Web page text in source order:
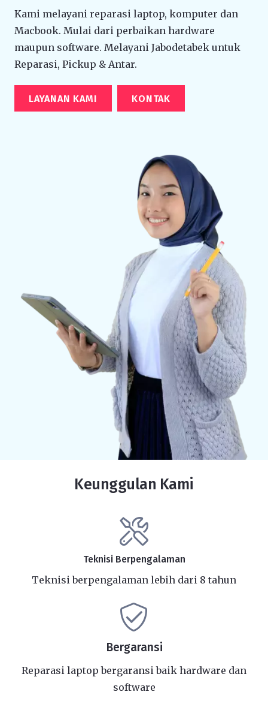
Kami melayani reparasi laptop, komputer dan
Macbook. Mulai dari perbaikan hardware
maupun software. Melayani Jabodetabek untuk
Reparasi, Pickup & Antar.
LAYANAN KAMI KONTAK
Keunggulan Kami
Teknisi Berpengalaman
Teknisi berpengalaman lebih dari 8 tahun
Bergaransi
Reparasi laptop bergaransi baik hardware dan
software